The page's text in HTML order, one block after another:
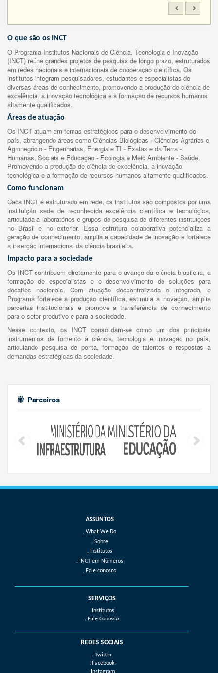
O que são os INCT
O Programa Institutos Nacionais de Ciência, Tecnologia e Inovação
(INCT) reúne grandes projetos de pesquisa de longo prazo, estruturados
em redes nacionais e internacionais de cooperação científica. Os
institutos integram pesquisadores, estudantes e especialistas de
diversas áreas de conhecimento, promovendo a produção de ciência de
excelência, a inovação tecnológica e a formação de recursos humanos
altamente qualificados.
Áreas de atuação
Os INCT atuam em temas estratégicos para o desenvolvimento do
país, abrangendo áreas como Ciências Biológicas - Ciências Agrárias e
Agronegócio - Engenharias, Energia e TI - Exatas e da Terra -
Humanas, Sociais e Educação - Ecologia e Meio Ambiente - Saúde.
Promovendo a produção de ciência de excelência, a inovação
tecnológica e a formação de recursos humanos altamente qualificados.
Como funcionam
Cada INCT é estruturado em rede, os institutos são compostos por uma
instituição sede de reconhecida excelência científica e tecnológica,
articulada a laboratórios e grupos de pesquisa de diferentes instituições
no Brasil e no exterior. Essa estrutura colaborativa potencializa a
geração de conhecimento, amplia a capacidade de inovação e fortalece
a inserção internacional da ciência brasileira.
Impacto para a sociedade
Os INCT contribuem diretamente para o avanço da ciência brasileira, a
formação de especialistas e o desenvolvimento de soluções para
desafios nacionais. Com atuação descentralizada e integrada, o
Programa fortalece a produção científica, estimula a inovação, amplia
parcerias institucionais e promove a transferência de conhecimento
para o setor produtivo e para a sociedade.
Nesse contexto, os INCT consolidam-se como um dos principais
instrumentos de fomento à ciência, tecnologia e inovação no país,
articulando pesquisa de ponta, formação de talentos e respostas a
demandas estratégicas da sociedade.
Parceiros
What We Do
Sobre
Institutos
INCT em Números
Fale conosco
SERVIÇOS
. Institutos
. Fale Conosco
REDES SOCIAIS
. Twitter
. Facebook
. Instagram